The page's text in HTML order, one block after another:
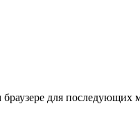
для последующих